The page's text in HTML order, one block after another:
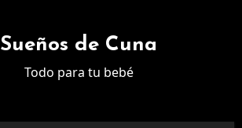
Sueños de Cuna
Todo para tu bebé